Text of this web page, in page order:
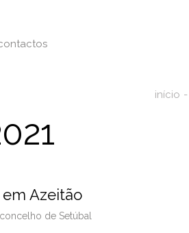
início
Azeitão
de Setúbal